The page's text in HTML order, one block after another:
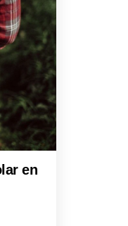
en